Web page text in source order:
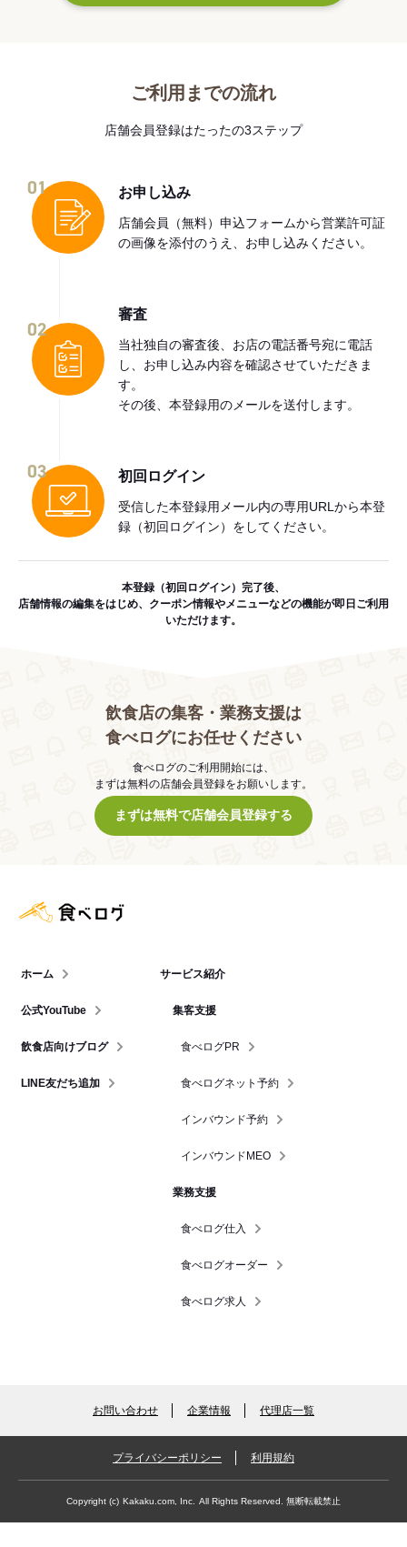
ご利用までの流れ
店舗会員登録はたったの3ステップ
01 お申し込み
店舗会員（無料）申込フォームから営業許可証
の画像を添付のうえ、お申し込みください。
02
審査
当社独自の審査後、お店の電話番号宛に電話
し、お申し込み内容を確認させていただきま
す。
その後、本登録用のメールを送付します。
03 初回ログイン
受信した本登録用メール内の専用URLから本登
録（初回ログイン）をしてください。
本登録（初回ログイン）完了後、
店舗情報の編集をはじめ、クーポン情報やメニューなどの機能が即日ご利用
いただけます。
飲食店の集客・業務支援は
食べログにお任せください
食べログのご利用開始には、
まずは無料の店舗会員登録をお願いします。
まずは無料で店舗会員登録する
ホーム
公式YouTube
飲食店向けブログ
LINE友だち追加
サービス紹介
集客支援
食べログPR
食べログネット予約
インバウンド予約
インバウンドMEO
業務支援
食べログ仕入
食べログオーダー
食べログ求人
お問い合わせ 企業情報 代理店一覧
プライバシーポリシー 利用規約
Copyright (c) Kakaku.com, Inc. All Rights Reserved. 無断転載禁止